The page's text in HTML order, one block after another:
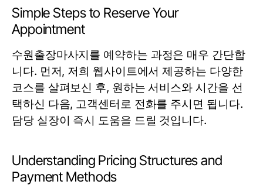
Simple Steps to Reserve Your
Appointment
수원출장마사지를 예약하는 과정은 매우 간단합
니다. 먼저, 저희 웹사이트에서 제공하는 다양한
코스를 살펴보신 후, 원하는 서비스와 시간을 선
택하신 다음, 고객센터로 전화를 주시면 됩니다.
담당 실장이 즉시 도움을 드릴 것입니다.
Understanding Pricing Structures and
Payment Methods